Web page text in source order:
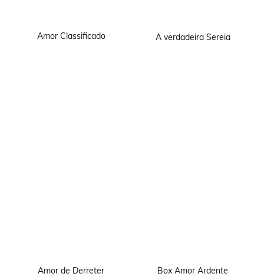
Amor Classificado A verdadeira Sereia
Amor de Derreter Box Amor Ardente